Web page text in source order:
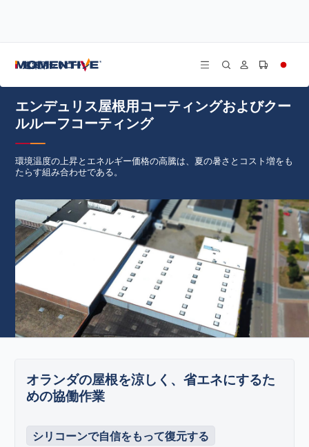
建築用シリコーン
エンデュリス屋根用コーティングおよびクールルーフコーティング
エンデュリス屋根用コーティングおよびクー
ルルーフコーティング
環境温度の上昇とエネルギー価格の高騰は、夏の暑さとコスト増をも
たらす組み合わせである。
オランダの屋根を涼しく、省エネにするた
めの協働作業
シリコーンで自信をもって復元する